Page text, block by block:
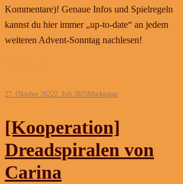
Kommentare)! Genaue Infos und Spielregeln
kannst du hier immer „up-to-date“ an jedem
weiteren Advent-Sonntag nachlesen!
27. Oktober 20222. Juli 2025Marktplatz
[Kooperation]
Dreadspiralen von
Carina